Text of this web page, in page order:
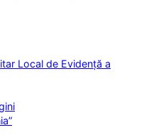
Local de Evidență a